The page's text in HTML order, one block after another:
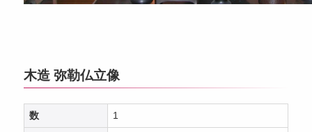
木造 弥勒仏立像
数 1